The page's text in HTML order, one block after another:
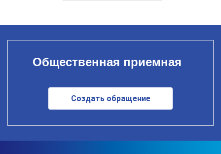
Общественная приемная
Создать обращение